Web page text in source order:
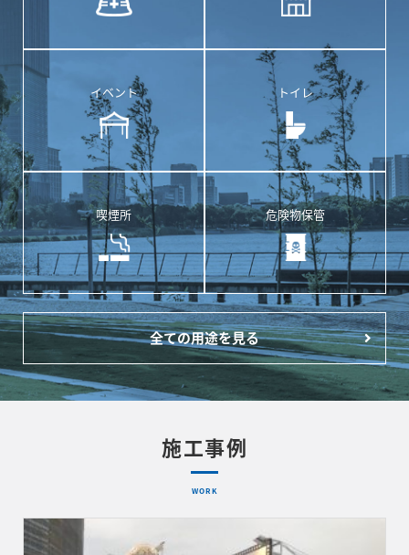
イベント トイレ
喫煙所 危険物保管
全ての用途を見る
施工事例
WORK